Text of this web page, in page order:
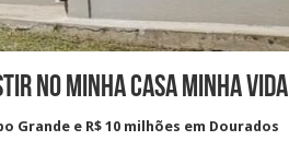
no Minha Casa Minha Vida
Grande e R$ 10 milhões em Dourados